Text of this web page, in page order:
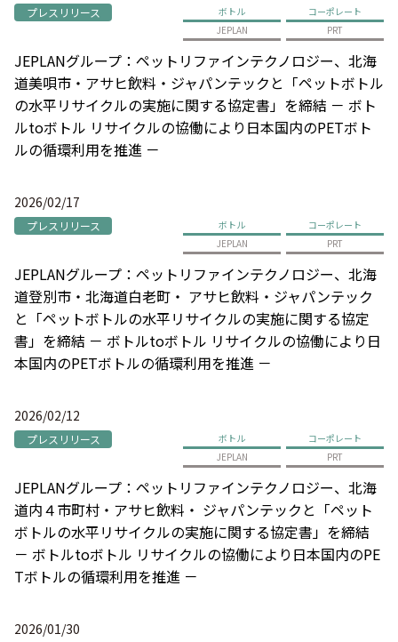
プレスリリース ボトル
コーポレート
JEPLAN
PRT
JEPLANグループ：ペットリファインテクノロジー、北海
道美唄市・アサヒ飲料・ジャパンテックと「ペットボトル
の水平リサイクルの実施に関する協定書」を締結 － ボト
ルtoボトル リサイクルの協働により日本国内のPETボト
ルの循環利用を推進 －
2026/02/17
プレスリリース ボトル
コーポレート
JEPLAN
PRT
JEPLANグループ：ペットリファインテクノロジー、北海
道登別市・北海道白老町・ アサヒ飲料・ジャパンテック
と「ペットボトルの水平リサイクルの実施に関する協定
書」を締結 － ボトルtoボトル リサイクルの協働により日
本国内のPETボトルの循環利用を推進 －
2026/02/12
プレスリリース ボトル
コーポレート
JEPLAN
PRT
JEPLANグループ：ペットリファインテクノロジー、北海
道内４市町村・アサヒ飲料・ ジャパンテックと「ペット
ボトルの水平リサイクルの実施に関する協定書」を締結
－ ボトルtoボトル リサイクルの協働により日本国内のPE
Tボトルの循環利用を推進 －
2026/01/30